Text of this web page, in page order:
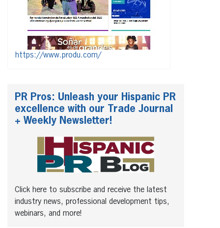
https://www.produ.com/
PR Pros: Unleash your Hispanic PR
excellence with our Trade Journal
+ Weekly Newsletter!
Click here to subscribe and receive the latest
industry news, professional development tips,
webinars, and more!